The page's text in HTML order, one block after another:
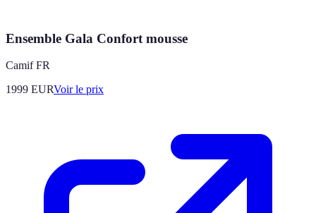
Ensemble Gala Confort mousse
Camif FR
1999 EURVoir le prix